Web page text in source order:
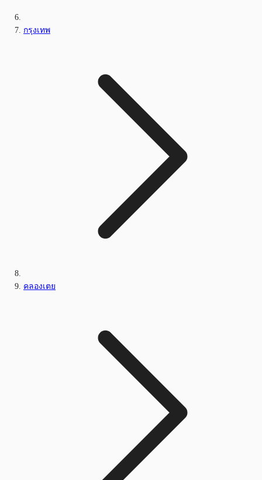
กรุงเทพ
คลองเตย